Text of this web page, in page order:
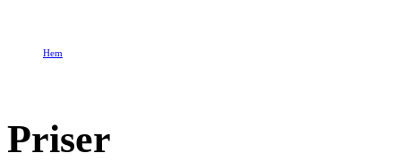
Hem
Priser